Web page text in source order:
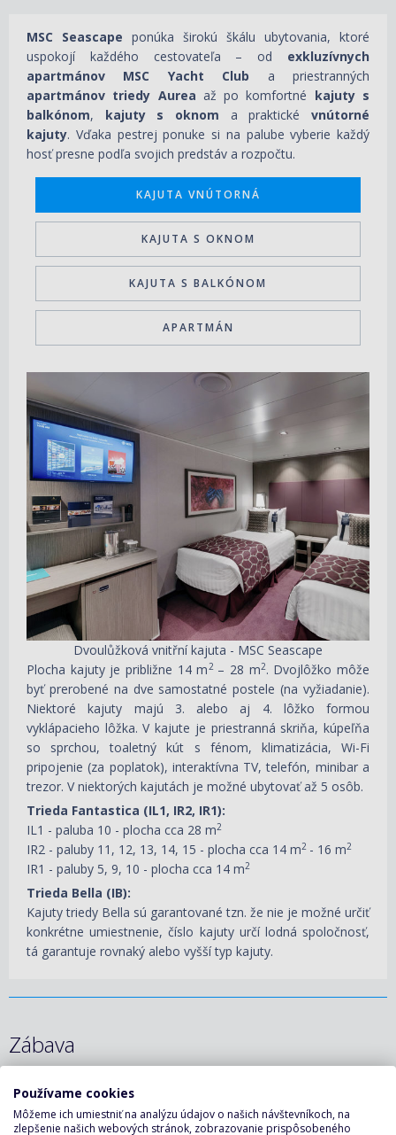
MSC Seascape ponúka širokú škálu ubytovania, ktoré
uspokojí každého cestovateľa – od exkluzívnych
apartmánov MSC Yacht Club a priestranných
apartmánov triedy Aurea až po komfortné kajuty s
balkónom, kajuty s oknom a praktickévnútorné
kajuty. Vďaka pestrej ponuke si na palube vyberie každý
hosť presne podľa svojich predstáv a rozpočtu.
KAJUTA VNÚTORNÁ
KAJUTA S OKNOM
KAJUTA S BALKÓNOM
APARTMÁN
Dvoulůžková vnitřní kajuta - MSC Seascape
Plocha kajuty je približne 14 m 2 – 28 m2. Dvojlôžko môže
byť prerobené na dve samostatné postele (na vyžiadanie).
Niektoré kajuty majú 3. alebo aj 4. lôžko formou
vyklápacieho lôžka. V kajute je priestranná skriňa, kúpeľňa
so sprchou, toaletný kút s fénom, klimatizácia, Wi-Fi
pripojenie (za poplatok), interaktívna TV, telefón, minibar a
trezor. V niektorých kajutách je možné ubytovať až 5 osôb.
Trieda Fantastica (IL1, IR2, IR1):
IL1 - paluba 10 - plocha cca 28 m2
IR2 - paluby 11, 12, 13, 14, 15 - plocha cca 14 m2 - 16 m2
IR1 - paluby 5, 9, 10 - plocha cca 14 m2
Trieda Bella (IB):
Kajuty triedy Bella sú garantované tzn. že nie je možné určiť
konkrétne umiestnenie, číslo kajuty určí lodná spoločnosť,
tá garantuje rovnaký alebo vyšší typ kajuty.
Zábava
Používame cookies
Môžeme ich umiestniť na analýzu údajov o našich návštevníkoch, na
zlepšenie našich webových stránok, zobrazovanie prispôsobeného